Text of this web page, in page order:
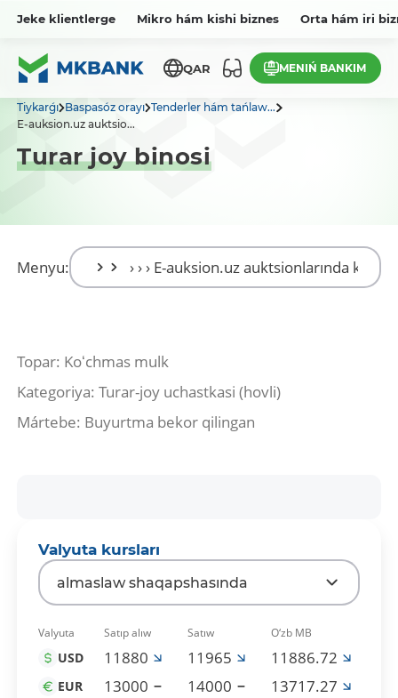
Jeke klientlerge Mikro hám kishi biznes Orta hám iri
QAR MENIŃ BANKIM
Tiykarǵı Baspasóz orayı Tenderler hám tańlaw...
E-auksion.uz auktsio...
Turar joy binosi
Menyu:
Topar: Koʻchmas mulk
Kategoriya: Turar-joy uchastkasi (hovli)
Mártebe: Buyurtma bekor qilingan
Valyuta kursları
almaslaw shaqapshasında
Valyuta Satıp alıw Satıw O‘zb MB
USD 11880 11965 11886.72
EUR 13000 14000 13717.27